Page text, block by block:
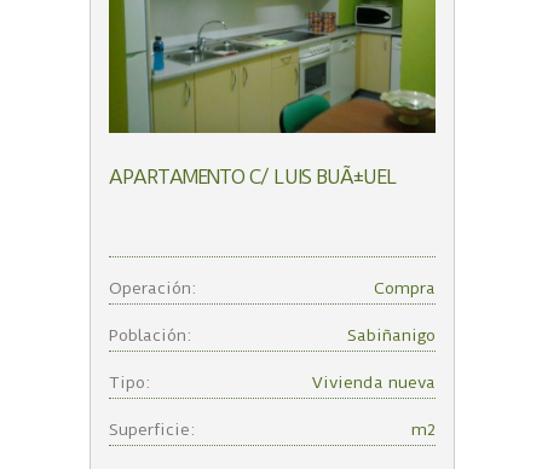
APARTAMENTO C/ LUIS BUÃ±UEL
Operación: Compra
Población: Sabiñanigo
Tipo: Vivienda nueva
Superficie: m2